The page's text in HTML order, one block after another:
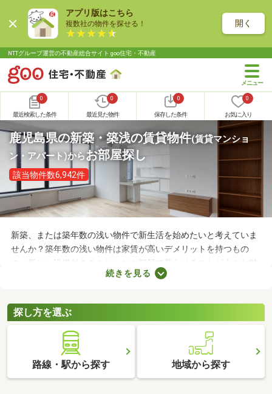
アプリ版はこちら
複数社の物件を探せる！ 開く
NTTグループ運営の不動産総合サイト goo住宅・不動産
0
最近検索した条件
0
最近見た物件
0
保存した条件
0
お気に入り
鹿児島県の新築・築浅の賃貸物件(賃貸マンショ
ン・アパート)からお部屋探し
該当物件数6,942件
新築、または築年数の浅い物件で新生活を始めたいと考えていま
せんか？築年数の浅い物件は家賃が高いデメリットを持つもの
の、新しい設備付きのきれいなお部屋で暮らせることが大きな魅
力。なかには家賃を抑えた物件もあるので、無理なく借りられる
なるお部屋を見つけてみてください。
続きを見る
探し方を選ぶ
路線・駅から探す 地域から探す